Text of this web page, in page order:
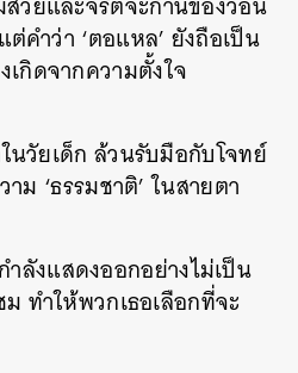
คำว่า ‘ตอแหล’ ยังถือเป็น
กิดจากความตั้งใจ
นวัยเด็ก ล้วนรับมือกับโจทย์
‘ธรรมชาติ’ ในสายตา
ลังแสดงออกอย่างไม่เป็น
ทำให้พวกเธอเลือกที่จะ